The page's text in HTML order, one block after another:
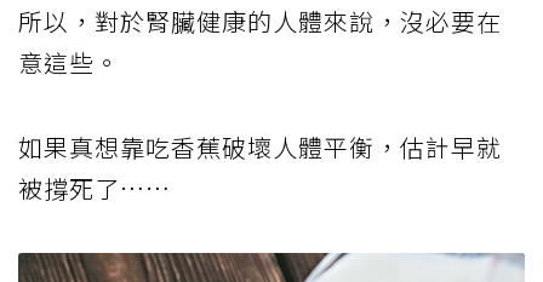
所以，對於腎臟健康的人體來說，沒必要在
意這些。
如果真想靠吃香蕉破壞人體平衡，估計早就
被撐死了……